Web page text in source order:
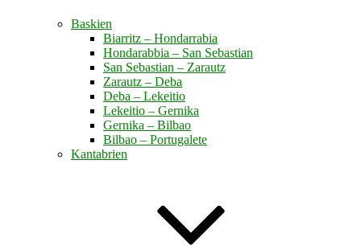
Baskien
Biarritz – Hondarrabia
Hondarabbia – San Sebastian
San Sebastian – Zarautz
Zarautz – Deba
Deba – Lekeitio
Lekeitio – Gernika
Gernika – Bilbao
Bilbao – Portugalete
Kantabrien